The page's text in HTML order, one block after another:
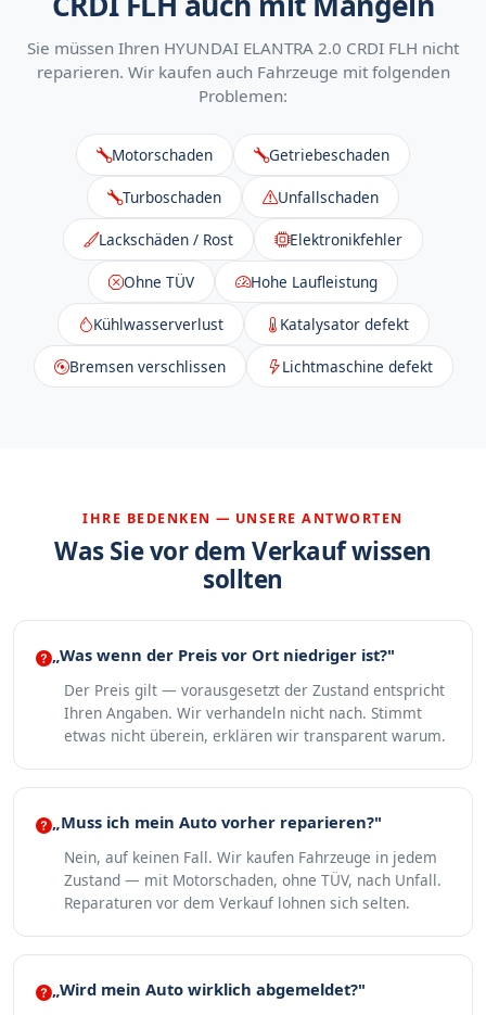
Sie müssen Ihren HYUNDAI ELANTRA 2.0 CRDI FLH nicht
reparieren. Wir kaufen auch Fahrzeuge mit folgenden
Problemen:
Motorschaden Getriebeschaden
Turboschaden Unfallschaden
Lackschäden / Rost Elektronikfehler
Ohne TÜV Hohe Laufleistung
Kühlwasserverlust Katalysator defekt
Bremsen verschlissen Lichtmaschine defekt
IHRE BEDENKEN — UNSERE ANTWORTEN
Was Sie vor dem Verkauf wissen
sollten
„Was wenn der Preis vor Ort niedriger ist?"
Der Preis gilt — vorausgesetzt der Zustand entspricht
Ihren Angaben. Wir verhandeln nicht nach. Stimmt
etwas nicht überein, erklären wir transparent warum.
„Muss ich mein Auto vorher reparieren?"
Nein, auf keinen Fall. Wir kaufen Fahrzeuge in jedem
Zustand — mit Motorschaden, ohne TÜV, nach Unfall.
Reparaturen vor dem Verkauf lohnen sich selten.
„Wird mein Auto wirklich abgemeldet?"